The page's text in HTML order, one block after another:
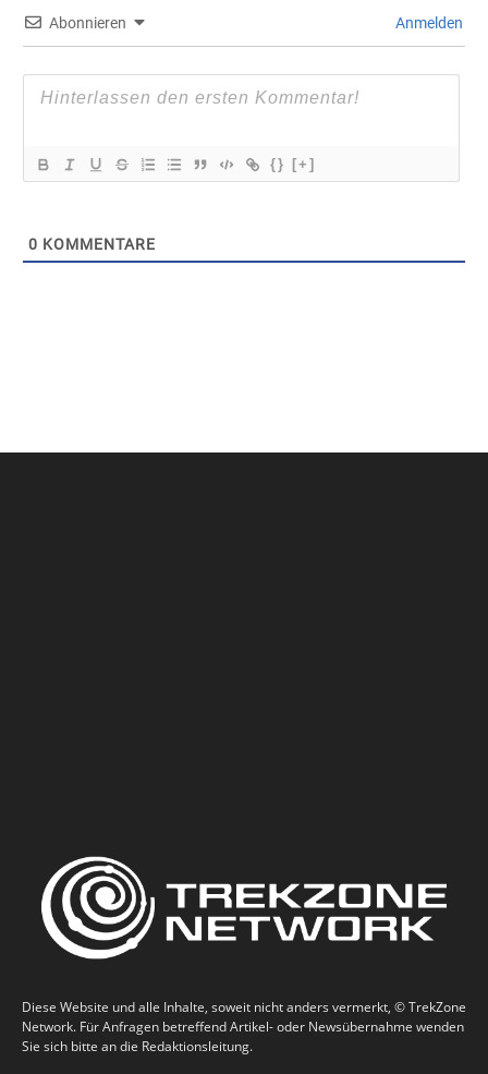
Abonnieren Anmelden
{} [+]
0 KOMMENTARE
Diese Website und alle Inhalte, soweit nicht anders vermerkt, © TrekZone
Network. Für Anfragen betreffend Artikel- oder Newsübernahme wenden
Sie sich bitte an die Redaktionsleitung.